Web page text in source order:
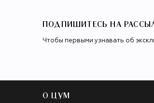
ПОДПИШИТЕСЬ НА
Чтобы первыми узнавать об
О ЦУМ